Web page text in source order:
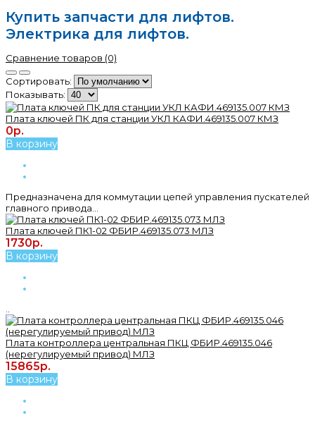
Купить запчасти для лифтов.
Электрика для лифтов.
Сравнение товаров (0)
Сортировать:
Показывать:
Плата ключей ПК для станции УКЛ КАФИ.469135.007 КМЗ
0р.
В корзину
Предназначена для коммутации цепей управления пускателей
главного привода...
Плата ключей ПК1-02 ФБИР.469135.073 МЛЗ
1730р.
В корзину
Плата контроллера центральная ПКЦ ФБИР.469135.046
(нерегулируемый привод) МЛЗ
15865р.
В корзину